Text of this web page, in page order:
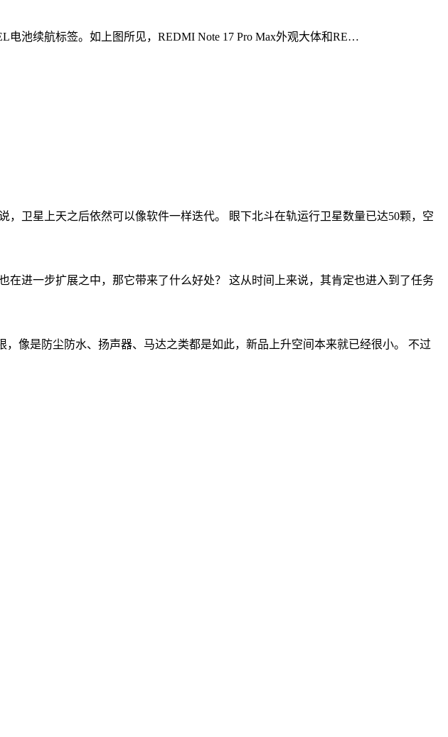
电池续航标签。如上图所见，REDMI Note 17 Pro Max外观大体和RE…
卫星上天之后依然可以像软件一样迭代。 眼下北斗在轨运行卫星数量已达50颗，空
进一步扩展之中，那它带来了什么好处？ 这从时间上来说，其肯定也进入到了任务
像是防尘防水、扬声器、马达之类都是如此，新品上升空间本来就已经很小。 不过